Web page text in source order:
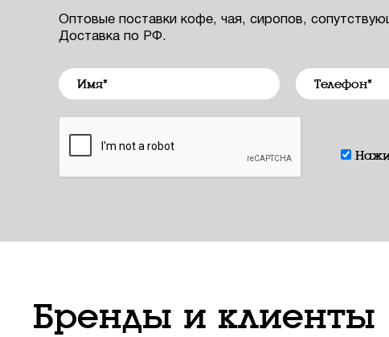
Оптовые поставки кофе, чая, сиропов,
Доставка по РФ.
Бренды и клиенты